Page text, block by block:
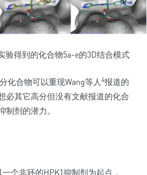
验得到的化合物5a-e的3D结合模式
化合物可以重现Wang等人4报道的
必其它高分但没有文献报道的化合
制剂的潜力。
个非环的HPK1抑制剂为起点，